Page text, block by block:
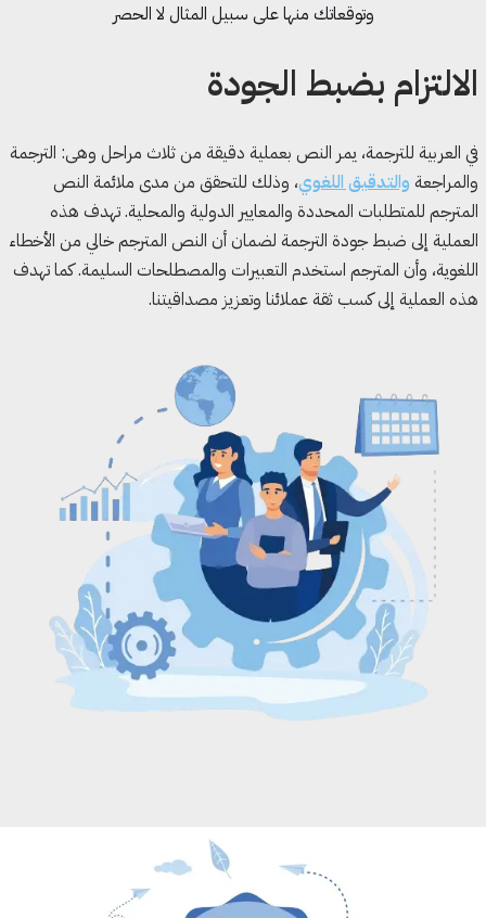
وتوقعاتك منها على سبيل المثال لا الحصر
الالتزام بضبط الجودة
في العربية للترجمة، يمر النص بعملية دقيقة من ثلاث مراحل وهى: الترجمة
والمراجعة والتدقيق اللغوي، وذلك للتحقق من مدى ملائمة النص
المترجم للمتطلبات المحددة والمعايير الدولية والمحلية. تهدف هذه
العملية إلى ضبط جودة الترجمة لضمان أن النص المترجم خالي من الأخطاء
اللغوية، وأن المترجم استخدم التعبيرات والمصطلحات السليمة. كما تهدف
هذه العملية إلى كسب ثقة عملائنا وتعزيز مصداقيتنا.